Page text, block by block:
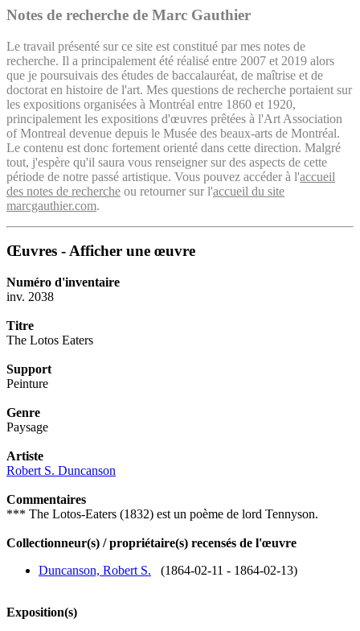
Notes de recherche de Marc Gauthier
Le travail présenté sur ce site est constitué par mes notes de
recherche. Il a principalement été réalisé entre 2007 et 2019 alors
que je poursuivais des études de baccalauréat, de maîtrise et de
doctorat en histoire de l'art. Mes questions de recherche portaient sur
les expositions organisées à Montréal entre 1860 et 1920,
principalement les expositions d'œuvres prêtées à l'Art Association
of Montreal devenue depuis le Musée des beaux-arts de Montréal.
Le contenu est donc fortement orienté dans cette direction. Malgré
tout, j'espère qu'il saura vous renseigner sur des aspects de cette
période de notre passé artistique. Vous pouvez accéder à l'accueil
des notes de recherche ou retourner sur l'accueil du site
marcgauthier.com.
Œuvres - Afficher une œuvre
Numéro d'inventaire
inv. 2038
Titre
The Lotos Eaters
Support
Peinture
Genre
Paysage
Artiste
Robert S. Duncanson
Commentaires
*** The Lotos-Eaters (1832) est un poème de lord Tennyson.
Collectionneur(s) / propriétaire(s) recensés de l'œuvre
Duncanson, Robert S. (1864-02-11 - 1864-02-13)
Exposition(s)